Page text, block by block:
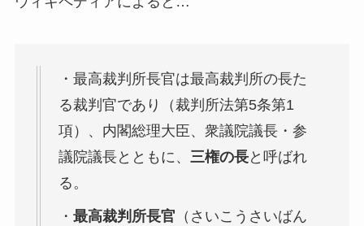
・最高裁判所長官は最高裁判所の長た
る裁判官であり（裁判所法第5条第1
項）、内閣総理大臣、衆議院議長・参
議院議長とともに、 三権の長と呼ばれ
る。
・ 最高裁判所長官 （さいこうさいばん